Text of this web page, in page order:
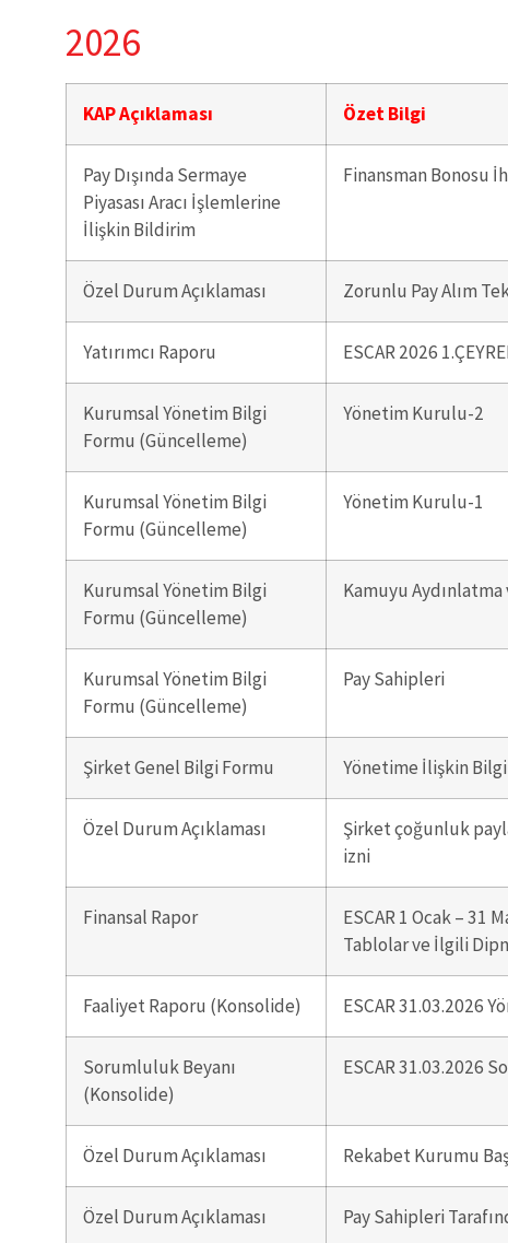
2026
KAP Açıklaması Özet Bilgi
Pay Dışında Sermaye
Piyasası Aracı İşlemlerine
İlişkin Bildirim
Finansman Bonosu
Özel Durum Açıklaması Zorunlu Pay Alım
Yatırımcı Raporu ESCAR 2026
Kurumsal Yönetim Bilgi
Formu (Güncelleme)
Yönetim Kurulu-2
Kurumsal Yönetim Bilgi
Formu (Güncelleme)
Yönetim Kurulu-1
Kurumsal Yönetim Bilgi
Formu (Güncelleme)
Kamuyu Aydınlatma
Kurumsal Yönetim Bilgi
Formu (Güncelleme)
Pay Sahipleri
Şirket Genel Bilgi Formu Yönetime İlişkin
Özel Durum Açıklaması
Şirket çoğunluk
izni
Finansal Rapor
ESCAR 1 Ocak – 31
Tablolar ve İlgili
Faaliyet Raporu (Konsolide) ESCAR 31.03.2026
Sorumluluk Beyanı
(Konsolide)
ESCAR 31.03.2026
Özel Durum Açıklaması Rekabet Kurumu
Özel Durum Açıklaması Pay Sahipleri